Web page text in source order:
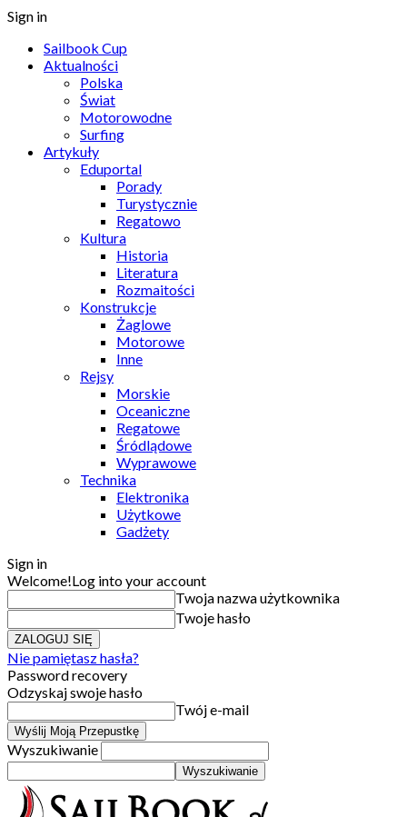
Sign in
Sailbook Cup
Aktualności
Polska
Świat
Motorowodne
Surfing
Artykuły
Eduportal
Porady
Turystycznie
Regatowo
Kultura
Historia
Literatura
Rozmaitości
Konstrukcje
Żaglowe
Motorowe
Inne
Rejsy
Morskie
Oceaniczne
Regatowe
Śródlądowe
Wyprawowe
Technika
Elektronika
Użytkowe
Gadżety
Sign in
Welcome!Log into your account
Twoja nazwa użytkownika
Twoje hasło
Nie pamiętasz hasła?
Password recovery
Odzyskaj swoje hasło
Twój e-mail
Wyszukiwanie